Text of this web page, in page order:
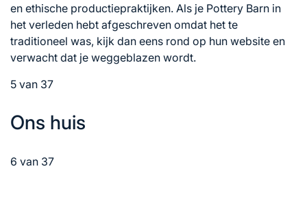
en ethische productiepraktijken. Als je Pottery Barn in
het verleden hebt afgeschreven omdat het te
traditioneel was, kijk dan eens rond op hun website en
verwacht dat je weggeblazen wordt.
5 van 37
Ons huis
6 van 37